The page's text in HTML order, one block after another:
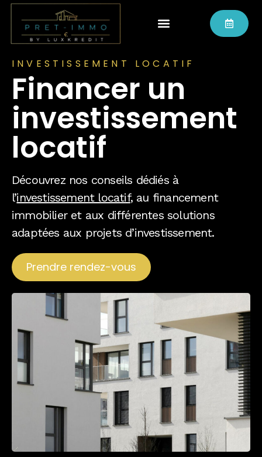
INVESTISSEMENT LOCATIF
Financer un
investissement
locatif
Découvrez nos conseils dédiés à
l’investissement locatif, au financement
immobilier et aux différentes solutions
adaptées aux projets d’investissement.
Prendre rendez-vous